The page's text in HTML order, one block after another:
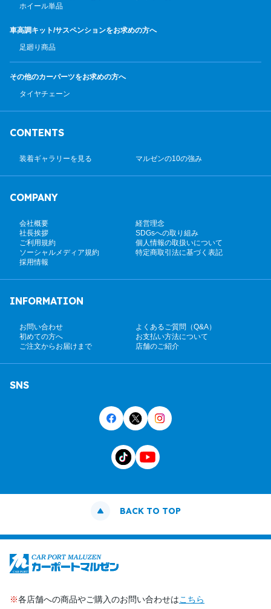
ホイール単品
車高調キット/サスペンションをお求めの方へ
足廻り商品
その他のカーパーツをお求めの方へ
タイヤチェーン
CONTENTS
装着ギャラリーを見る マルゼンの10の強み
COMPANY
会社概要
経営理念
社長挨拶
SDGsへの取り組み
ご利用規約
個人情報の取扱いについて
ソーシャルメディア規約
特定商取引法に基づく表記
採用情報
INFORMATION
お問い合わせ
よくあるご質問（Q&A）
初めての方へ
お支払い方法について
ご注文からお届けまで
店舗のご紹介
SNS
BACK TO TOP
※各店舗への商品やご購入のお問い合わせはこちら